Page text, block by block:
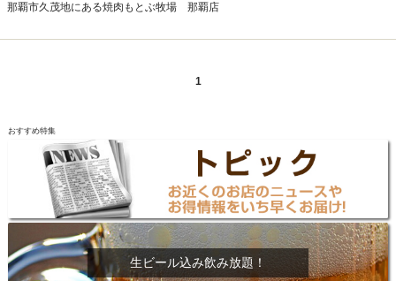
那覇市久茂地にある焼肉もとぶ牧場 那覇店
1
おすすめ特集
生ビール込み飲み放題！